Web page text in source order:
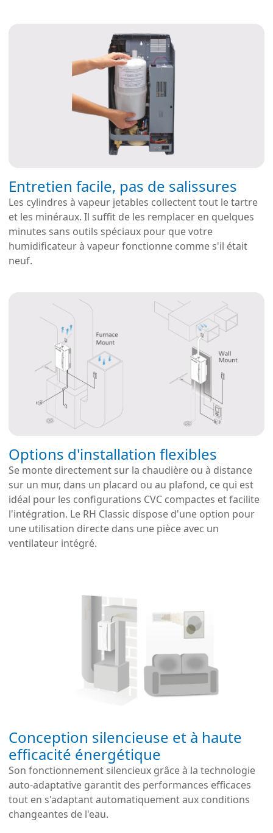
Entretien facile, pas de salissures
Les cylindres à vapeur jetables collectent tout le tartre
et les minéraux. Il suffit de les remplacer en quelques
minutes sans outils spéciaux pour que votre
humidificateur à vapeur fonctionne comme s'il était
neuf.
Options d'installation flexibles
Se monte directement sur la chaudière ou à distance
sur un mur, dans un placard ou au plafond, ce qui est
idéal pour les configurations CVC compactes et facilite
l'intégration. Le RH Classic dispose d'une option pour
une utilisation directe dans une pièce avec un
ventilateur intégré.
Conception silencieuse et à haute
efficacité énergétique
Son fonctionnement silencieux grâce à la technologie
auto-adaptative garantit des performances efficaces
tout en s'adaptant automatiquement aux conditions
changeantes de l'eau.